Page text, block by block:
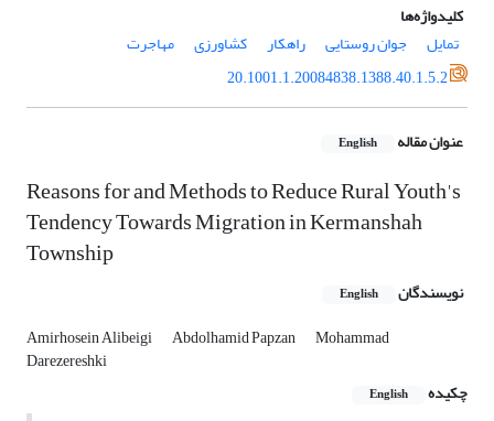
کلیدواژه‌ها
تمایل
جوان روستایی راهکار کشاورزی
مهاجرت
20.1001.1.20084838.1388.40.1.5.2
عنوان مقاله English
Reasons for and Methods to Reduce Rural Youth's
Tendency Towards Migration in Kermanshah
Township
نویسندگان English
Amirhosein Alibeigi Abdolhamid Papzan Mohammad
Darezereshki
چکیده
English